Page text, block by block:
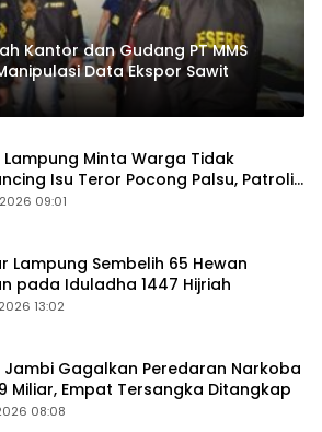
Kantor dan Gudang PT MMS
Data Ekspor Sawit
Lampung Minta Warga Tidak
Isu Teror Pocong Palsu, Patroli
Ditingkatkan
09:01
Lampung Sembelih 65 Hewan
pada Iduladha 1447 Hijriah
13:02
Jambi Gagalkan Peredaran Narkoba
Miliar, Empat Tersangka Ditangkap
08:08